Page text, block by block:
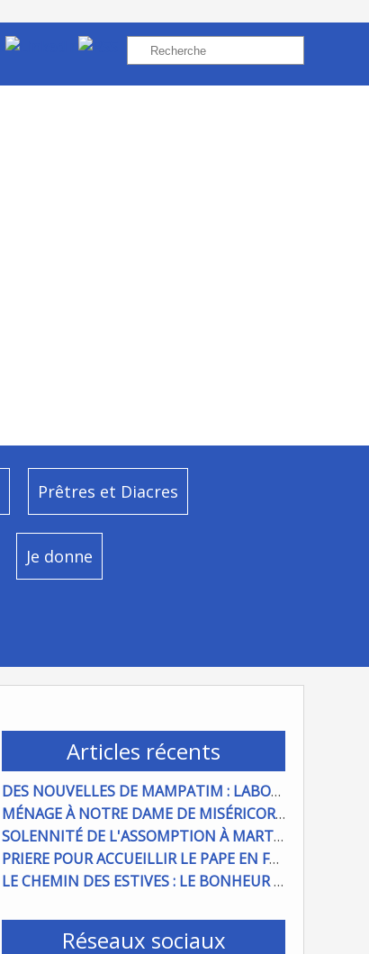
Prêtres et Diacres
Je donne
Articles récents
DES NOUVELLES DE MAMPATIM : LABOUR DU CHAMP PAROISSIAL
MÉNAGE À NOTRE DAME DE MISÉRICORDE : ON COMPTE SUR VOUS !
SOLENNITÉ DE L'ASSOMPTION À MARTIGUES ET PORT DE BOUC
PRIERE POUR ACCUEILLIR LE PAPE EN FRANCE
LE CHEMIN DES ESTIVES : LE BONHEUR À PORTÉE DE MAIN
Réseaux sociaux